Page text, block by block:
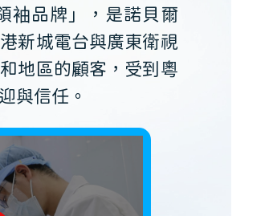
袖品牌」，是諾貝爾
新城電台與廣東衛視
地區的顧客，受到粵
與信任。